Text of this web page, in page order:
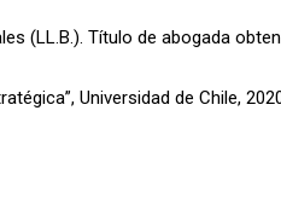
(LL.B.). Título de abogada
Universidad de Chile,